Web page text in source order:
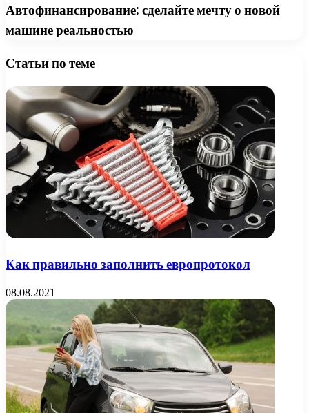
Автофинансирование: сделайте мечту о новой
машине реальностью
Статьи по теме
Как правильно заполнить европротокол
08.08.2021